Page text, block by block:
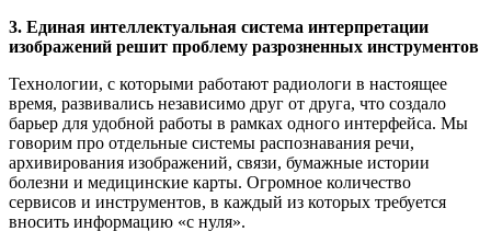
3. Единая интеллектуальная система интерпретации
изображений решит проблему разрозненных инструментов
Технологии, с которыми работают радиологи в настоящее
время, развивались независимо друг от друга, что создало
барьер для удобной работы в рамках одного интерфейса. Мы
говорим про отдельные системы распознавания речи,
архивирования изображений, связи, бумажные истории
болезни и медицинские карты. Огромное количество
сервисов и инструментов, в каждый из которых требуется
вносить информацию «с нуля».